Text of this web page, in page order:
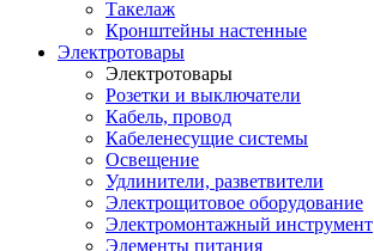
Такелаж
Кронштейны настенные
Электротовары
Электротовары
Розетки и выключатели
Кабель, провод
Кабеленесущие системы
Освещение
Удлинители, разветвители
Электрощитовое оборудование
Электромонтажный инструмент
Элементы питания